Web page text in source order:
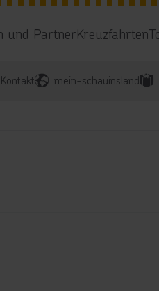
und PartnerKreuzfahrten
Kontakt mein-schauinsland